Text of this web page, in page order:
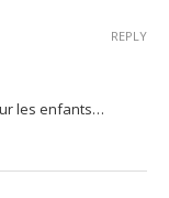
les enfants…
REPLY